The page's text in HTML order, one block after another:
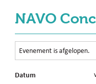
NAVO
Evenement is afgelopen.
Datum